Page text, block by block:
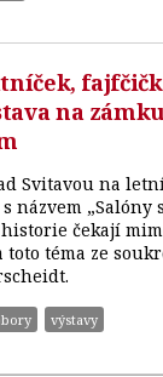
na
Svitavou na
názvem „Salóny
čekají
toto téma ze
výstavy